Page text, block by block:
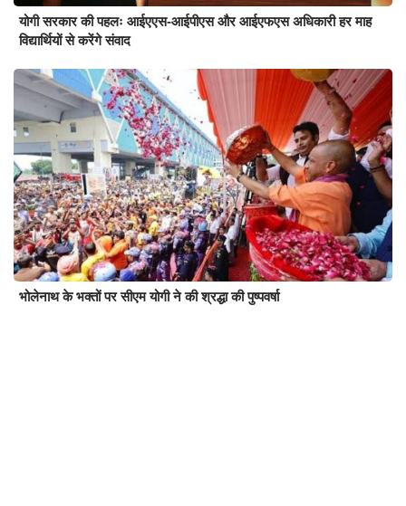
योगी सरकार की पहलः आईएएस-आईपीएस और आईएफएस अधिकारी हर माह
विद्यार्थियों से करेंगे संवाद
भोलेनाथ के भक्तों पर सीएम योगी ने की श्रद्धा की पुष्पवर्षा